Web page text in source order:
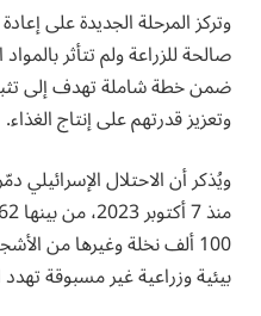
وتركز المرحلة الجديدة على
صالحة للزراعة ولم تتأثر
ضمن خطة شاملة تهدف إلى
وتعزيز قدرتهم على إنتاج الغذاء.
100 ألف نخلة وغيرها من
بيئية وزراعية غير مسبوقة